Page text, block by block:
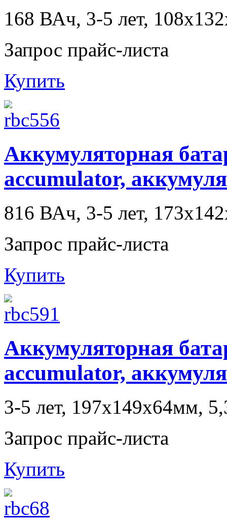
168 ВАч, 3-5 лет,
Запрос прайс-листа
Купить
Аккумуляторная
accumulator,
816 ВАч, 3-5 лет,
Запрос прайс-листа
Купить
Аккумуляторная
accumulator,
3-5 лет, 197x149x64мм,
Запрос прайс-листа
Купить